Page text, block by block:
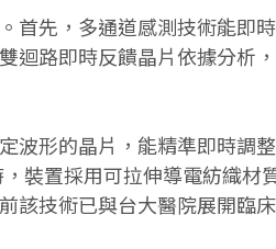
首先，多通道感測技術能即
路即時反饋晶片依據分析
波形的晶片，能精準即時調
裝置採用可拉伸導電紡織
技術已與台大醫院展開臨